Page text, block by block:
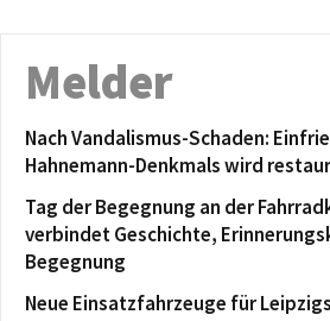
Melder
Nach Vandalismus-Schaden:
Hahnemann-Denkmals wird
Tag der Begegnung an der
verbindet Geschichte,
Begegnung
Neue Einsatzfahrzeuge für